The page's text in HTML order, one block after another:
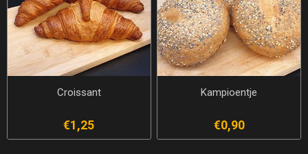
Croissant
€1,25
Kampioentje
€0,90